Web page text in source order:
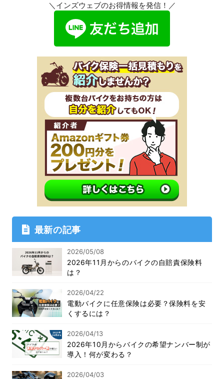
＼インズウェブのお得情報を発信！／
最新の記事
2026/05/08
2026年11月からのバイクの自賠責保険料
は？
2026/04/22
電動バイクに任意保険は必要？保険料を安
くするには？
2026/04/13
2026年10月からバイクの希望ナンバー制が
導入！何が変わる？
2026/04/03